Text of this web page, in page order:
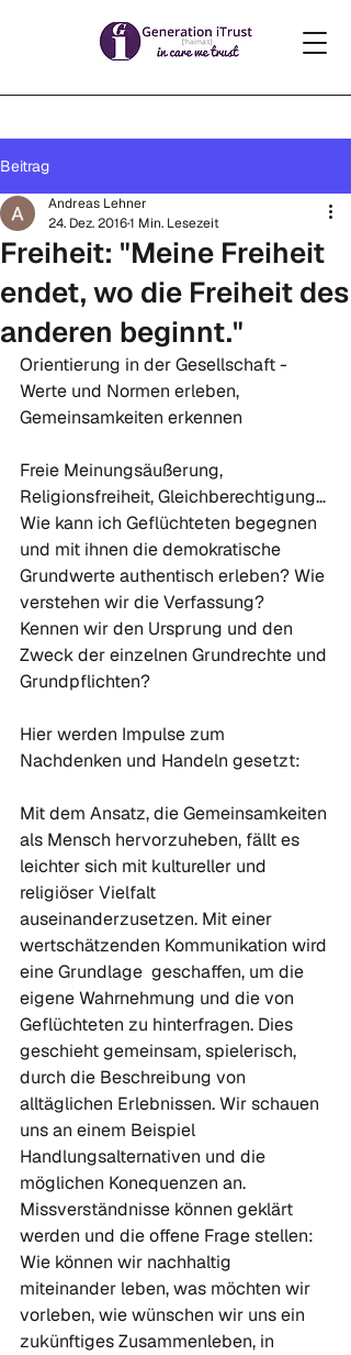
Beitrag
Freiheit: "Meine Freiheit
endet, wo die Freiheit des
anderen beginnt."
Andreas Lehner
24. Dez. 20161 Min. Lesezeit
Orientierung in der Gesellschaft -
Werte und Normen erleben,
Gemeinsamkeiten erkennen
Freie Meinungsäußerung,
Religionsfreiheit, Gleichberechtigung…
Wie kann ich Geflüchteten begegnen
und mit ihnen die demokratische
Grundwerte authentisch erleben? Wie
verstehen wir die Verfassung?
Kennen wir den Ursprung und den
Zweck der einzelnen Grundrechte und
Grundpflichten?
Hier werden Impulse zum
Nachdenken und Handeln gesetzt:
Mit dem Ansatz, die Gemeinsamkeiten
als Mensch hervorzuheben, fällt es
leichter sich mit kultureller und
religiöser Vielfalt
auseinanderzusetzen. Mit einer
wertschätzenden Kommunikation wird
eine Grundlage  geschaffen, um die
eigene Wahrnehmung und die von
Geflüchteten zu hinterfragen. Dies
geschieht gemeinsam, spielerisch,
durch die Beschreibung von
alltäglichen Erlebnissen. Wir schauen
uns an einem Beispiel
Handlungsalternativen und die
möglichen Konequenzen an.
Missverständnisse können geklärt
werden und die offene Frage stellen:
Wie können wir nachhaltig
miteinander leben, was möchten wir
vorleben, wie wünschen wir uns ein
zukünftiges Zusammenleben, in